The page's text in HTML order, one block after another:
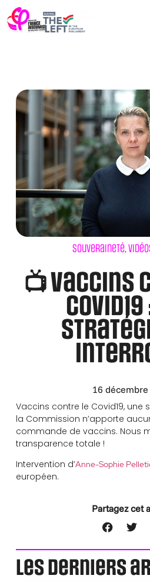
Souveraineté,
📺 Vaccins
16
Vaccins contre le Covid19, une
la Commission n’apporte
commande de vaccins. Nous
transparence totale !
Intervention d’Anne-Sophie
européen.
Partagez cet
Les derniers